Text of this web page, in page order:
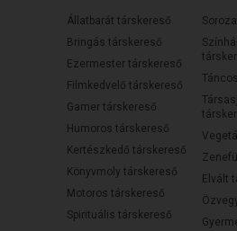
Állatbarát társkereső
Bringás társkereső
Ezermester társkereső
Filmkedvelő társkereső
Gamer társkereső
Humoros társkereső
Kertészkedő társkereső
Könyvmoly társkereső
Motoros társkereső
Spirituális társkereső
Elvált